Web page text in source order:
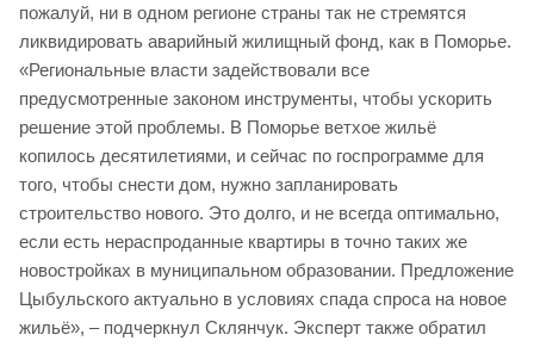
пожалуй, ни в одном регионе страны так не стремятся
ликвидировать аварийный жилищный фонд, как в Поморье.
«Региональные власти задействовали все
предусмотренные законом инструменты, чтобы ускорить
решение этой проблемы. В Поморье ветхое жильё
копилось десятилетиями, и сейчас по госпрограмме для
того, чтобы снести дом, нужно запланировать
строительство нового. Это долго, и не всегда оптимально,
если есть нераспроданные квартиры в точно таких же
новостройках в муниципальном образовании. Предложение
Цыбульского актуально в условиях спада спроса на новое
жильё», – подчеркнул Склянчук. Эксперт также обратил